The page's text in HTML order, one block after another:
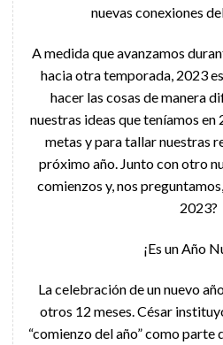
nuevas conexiones
A medida que avanzamos
hacia otra temporada, 2023
hacer las cosas de manera
nuestras ideas que teníamos en
metas y para tallar nuestras
próximo año. Junto con otro
comienzos y, nos
2023?
¡Es un Año
La celebración de un nuevo
otros 12 meses. César
“comienzo del año” como parte